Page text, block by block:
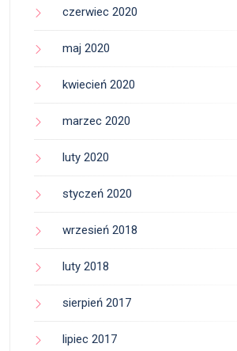
czerwiec 2020
maj 2020
kwiecień 2020
marzec 2020
luty 2020
styczeń 2020
wrzesień 2018
luty 2018
sierpień 2017
lipiec 2017